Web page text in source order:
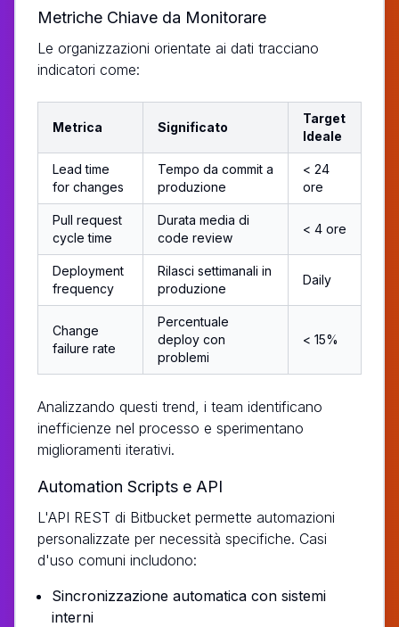
Metriche Chiave da Monitorare
Le organizzazioni orientate ai dati tracciano
indicatori come:
Metrica Significato
Target
Ideale
Lead time
for changes
Tempo da commit a
produzione
< 24
ore
Pull request
cycle time
Durata media di
code review
< 4 ore
Deployment
frequency
Rilasci settimanali in
produzione
Daily
Change
failure rate
Percentuale
deploy con
problemi
< 15%
Analizzando questi trend, i team identificano
inefficienze nel processo e sperimentano
miglioramenti iterativi.
Automation Scripts e API
L'API REST di Bitbucket permette automazioni
personalizzate per necessità specifiche. Casi
d'uso comuni includono:
Sincronizzazione automatica con sistemi
interni